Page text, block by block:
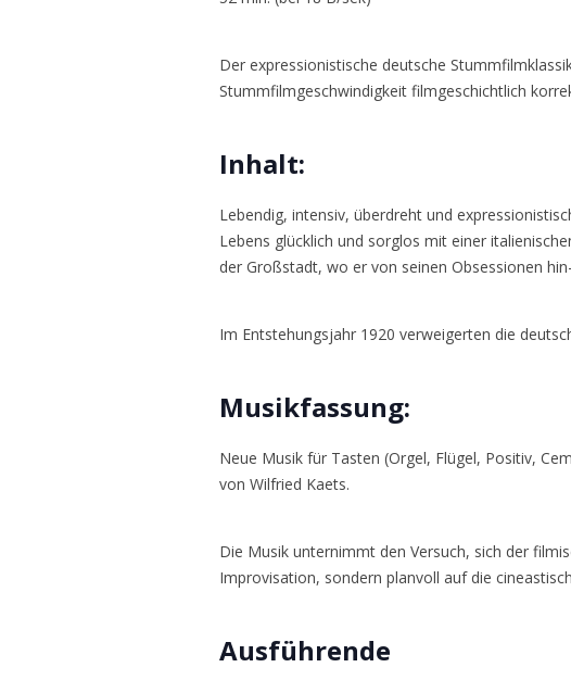
Der expressionistische deutsche
Stummfilmgeschwindigkeit filmgeschichtlich
Inhalt:
Lebendig, intensiv, überdreht und
Lebens glücklich und sorglos mit einer
der Großstadt, wo er von seinen Obsessionen
Im Entstehungsjahr 1920 verweigerten die
Musikfassung:
Neue Musik für Tasten (Orgel, Flügel, Positiv,
von Wilfried Kaets.
Die Musik unternimmt den Versuch, sich der
Improvisation, sondern planvoll auf die
Ausführende